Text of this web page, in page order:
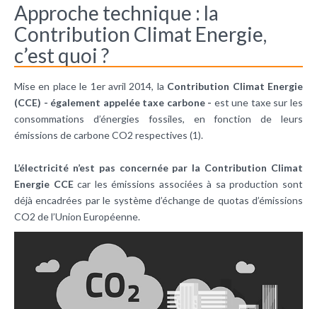
Approche technique : la
Contribution Climat Energie,
c’est quoi ?
Mise en place le 1er avril 2014, la Contribution Climat Energie
(CCE) - également appelée taxe carbone - est une taxe sur les
consommations d’énergies fossiles, en fonction de leurs
émissions de carbone CO2 respectives (1).
L’électricité n’est pas concernée par la Contribution Climat
Energie CCEcar les émissions associées à sa production sont
déjà encadrées par le système d’échange de quotas d’émissions
CO2 de l’Union Européenne.